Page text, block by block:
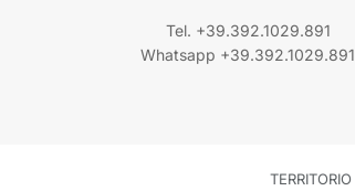
Tel. +39.392.1029.891
Whatsapp +39.392.1029.891
TERRITORIO